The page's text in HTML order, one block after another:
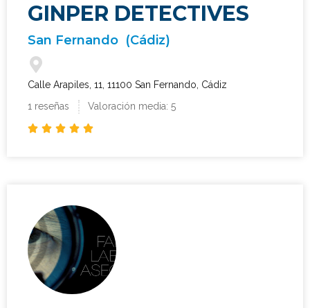
GINPER DETECTIVES
San Fernando (Cádiz)
Calle Arapiles, 11, 11100 San Fernando, Cádiz
1 reseñas
Valoración media: 5
    